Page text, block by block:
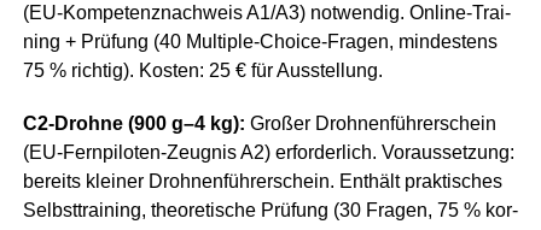
(EU-Kom­pe­tenz­nach­weis A1/A3) not­wen­dig. Online-Trai­
ning + Prü­fung (40 Mul­ti­ple-Choice-Fra­gen, min­des­tens
75 % rich­tig). Kos­ten: 25 € für Ausstellung.
C2-Droh­ne (900 g–4 kg): Gro­ßer Droh­nen­füh­rer­schein
(EU-Fern­pi­lo­ten-Zeug­nis A2) erfor­der­lich. Vor­aus­set­zung:
bereits klei­ner Droh­nen­füh­rer­schein. Ent­hält prak­ti­sches
Selbst­trai­ning, theo­re­ti­sche Prü­fung (30 Fra­gen, 75 % kor­